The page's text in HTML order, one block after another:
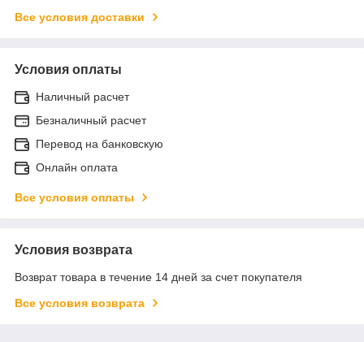
Все условия доставки
Условия оплаты
Наличный расчет
Безналичный расчет
Перевод на банковскую
Онлайн оплата
Все условия оплаты
Условия возврата
Возврат товара в течение 14 дней за счет покупателя
Все условия возврата